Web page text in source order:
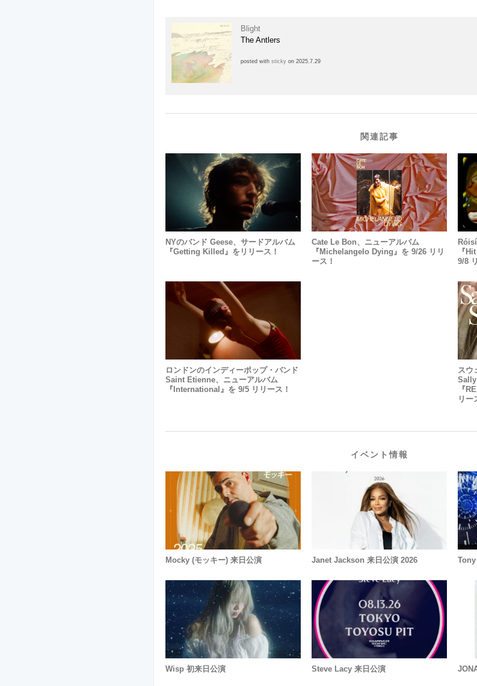
Blight
The Antlers
posted withsticky on 2025.7.29
関連記事
NYのバンド Geese、サードアルバム
『Getting Killed』をリリース！
Cate Le Bon、ニューアルバム
『Michelangelo Dying』を 9/26 リリ
ース！
『
9/8
ロンドンのインディーポップ・バンド
Saint Etienne、ニューアルバム
『International』を 9/5 リリース！
スウ
『
リー
イベント情報
Mocky (モッキー) 来日公演 Janet Jackson 来日公演 2026
Wisp 初来日公演 Steve Lacy 来日公演